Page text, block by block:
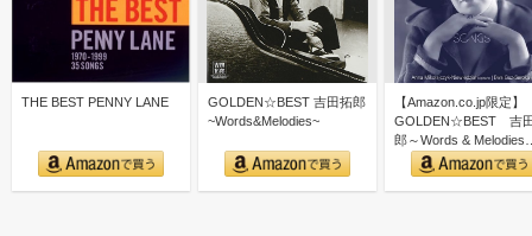
THE BEST PENNY LANE
GOLDEN☆BEST 吉田拓郎
~Words&Melodies~
【Amazon.co.jp限定】
GOLDEN☆BEST 吉
郎～Words &